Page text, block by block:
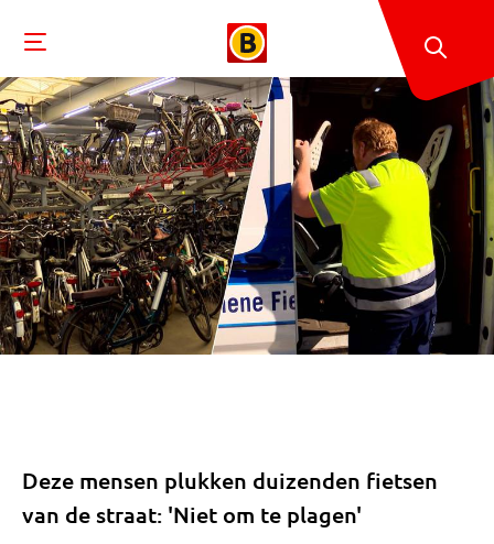
Deze mensen plukken duizenden fietsen
van de straat: 'Niet om te plagen'